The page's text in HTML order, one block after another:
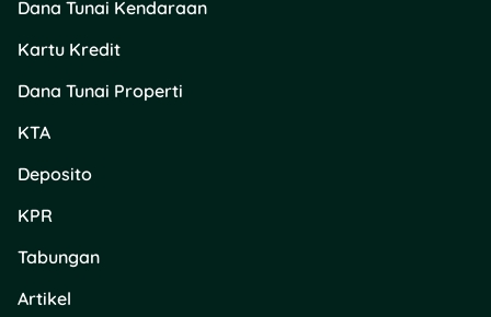
Tidak Disalahgunakan
Dana Tunai Kendaraan
Kartu Kredit
Dana Tunai Properti
KTA
Deposito
KPR
Tabungan
Artikel